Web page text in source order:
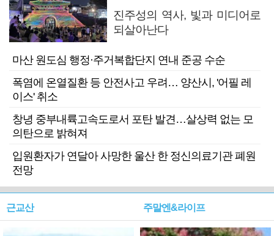
진주성의 역사, 빛과 미디어로
되살아난다
마산 원도심 행정·주거복합단지 연내 준공 수순
폭염에 온열질환 등 안전사고 우려… 양산시, '어필 레
이스' 취소
창녕 중부내륙고속도로서 포탄 발견…살상력 없는 모
의탄으로 밝혀져
입원환자가 연달아 사망한 울산 한 정신의료기관 폐원
전망
근교산 주말엔&라이프